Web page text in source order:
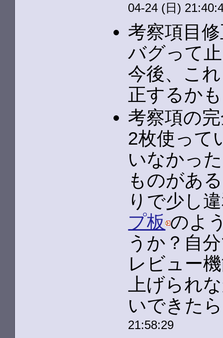
04-24 (日)
考察項目
バグって
今後、こ
正するか
考察項の
2枚使って
いなかっ
ものがあ
りで少し
プ板 のよ
うか？自
レビュー
上げられ
いできた
21:58:29